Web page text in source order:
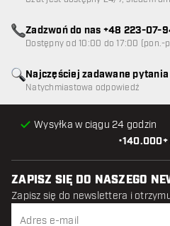
•140.000+
Wysyłka w ciągu 24 godzin
Najczęściej zadawane pytania
Natychmiastowa odpowiedź
Zadzwoń do nas +48 223-07-
Dostępny od 10:00 do 17:00 (pon.-
ZAPISZ SIĘ DO NASZEGO
Zapisz się do newslettera i